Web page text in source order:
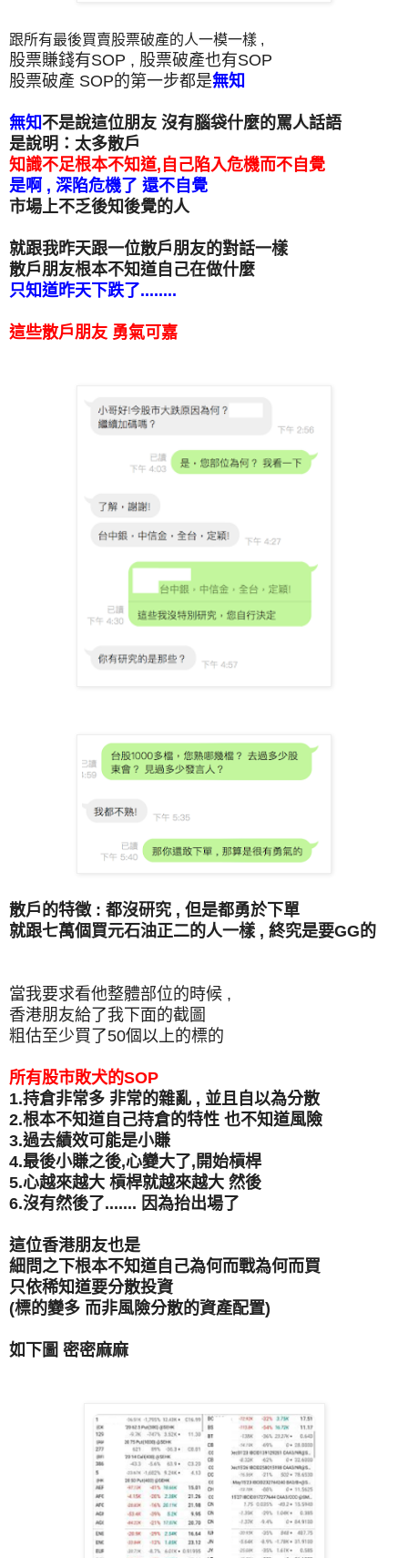
跟所有最後買賣股票破產的人一模一樣 ,
股票賺錢有SOP , 股票破產也有SOP
股票破產 SOP的第一步都是無知
無知不是說這位朋友 沒有腦袋什麼的罵人話語
是說明：太多散戶
知識不足根本不知道,自己陷入危機而不自覺
是啊 , 深陷危機了 還不自覺
市場上不乏後知後覺的人
就跟我昨天跟一位散戶朋友的對話一樣
散戶朋友根本不知道自己在做什麼
只知道昨天下跌了........
這些散戶朋友 勇氣可嘉
散戶的特徵 : 都沒研究 , 但是都勇於下單
就跟七萬個買元石油正二的人一樣 , 終究是要GG的
當我要求看他整體部位的時候 ,
香港朋友給了我下面的截圖
粗估至少買了50個以上的標的
所有股市敗犬的SOP
1.持倉非常多 非常的雜亂 , 並且自以為分散
2.根本不知道自己持倉的特性 也不知道風險
3.過去績效可能是小賺
4.最後小賺之後,心變大了,開始槓桿
5.心越來越大 槓桿就越來越大 然後
6.沒有然後了....... 因為抬出場了
這位香港朋友也是
細問之下根本不知道自己為何而戰為何而買
只依稀知道要分散投資
(標的變多 而非風險分散的資產配置)
如下圖 密密麻麻